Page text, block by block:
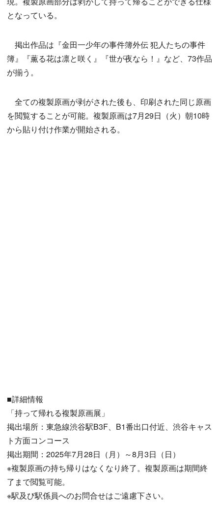
となっている。
掲出作品は『金田一少年の事件簿外伝 犯人たちの事件
簿』『薫る花は凛と咲く』『世が夜なら！』など、73作品
が揃う。
全ての複製原画が剥がされた後も、印刷された同じ原画
を閲覧することが可能。複製原画は7月29日（火）朝10時
から貼り付け作業が開始される。
■詳細情報
「持って帰れる複製原画展」
掲出場所：東急線渋谷駅B3F、B1番出口付近、渋谷キャス
ト方面コンコース
掲出期間：2025年7月28日（月）～8月3日（日）
※複製原画の持ち帰りはなくなり終了。複製原画は期間終
了まで閲覧可能。
※駅及び駅係員へのお問合せはご遠慮下さい。